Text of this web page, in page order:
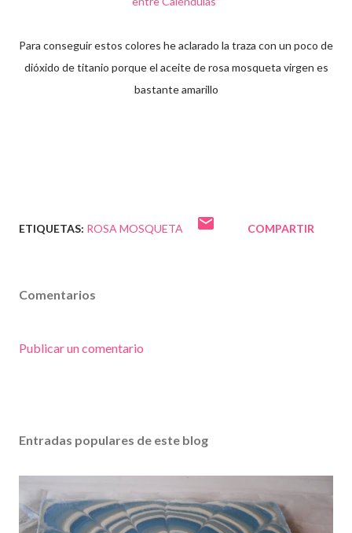
Para conseguir estos colores he aclarado la traza con un poco de
dióxido de titanio porque el aceite de rosa mosqueta virgen es
bastante amarillo
ETIQUETAS: ROSA MOSQUETA COMPARTIR
Comentarios
Publicar un comentario
Entradas populares de este blog